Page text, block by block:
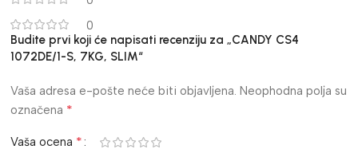
0
Budite prvi koji će napisati recenziju za „CANDY CS4
1072DE/1-S, 7KG, SLIM“
Vaša adresa e-pošte neće biti objavljena. Neophodna polja su
označena *
Vaša ocena *